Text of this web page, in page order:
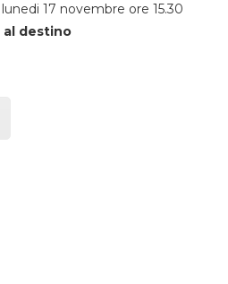
17 novembre ore 15.30
al destino